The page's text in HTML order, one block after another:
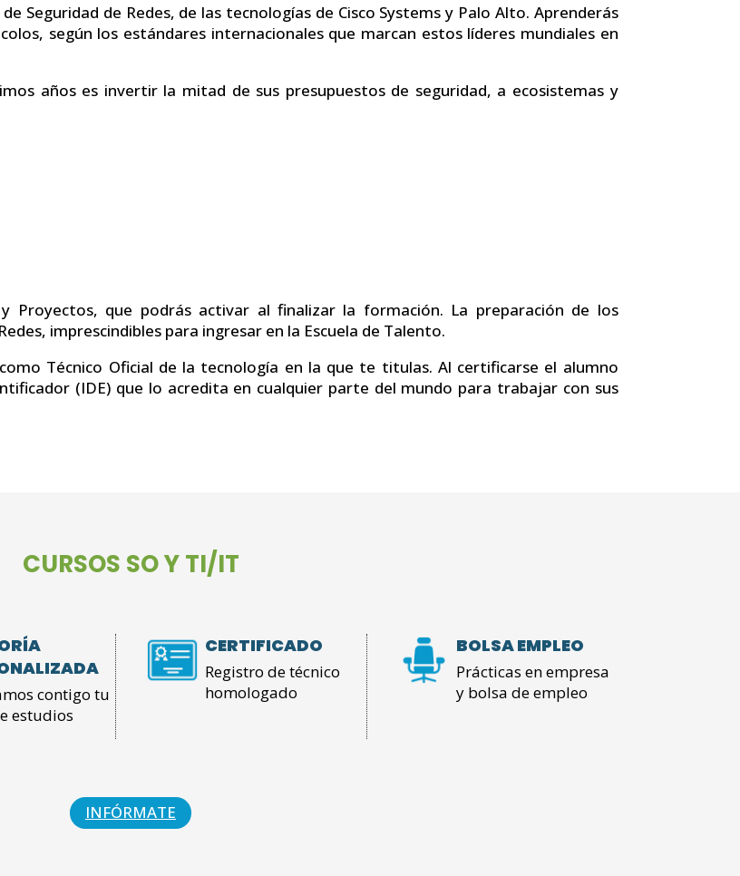
Seguridad de Redes, de las tecnologías de Cisco Systems y Palo Alto. Aprenderás
según los estándares internacionales que marcan estos líderes mundiales en
años es invertir la mitad de sus presupuestos de seguridad, a ecosistemas y
Proyectos, que podrás activar al finalizar la formación. La preparación de los
imprescindibles para ingresar en la Escuela de Talento.
Técnico Oficial de la tecnología en la que te titulas. Al certificarse el alumno
(IDE) que lo acredita en cualquier parte del mundo para trabajar con sus
CURSOS SO Y TI/IT
contigo tu
estudios
CERTIFICADO
Registro de técnico
homologado
BOLSA EMPLEO
Prácticas en empresa
y bolsa de empleo
INFÓRMATE